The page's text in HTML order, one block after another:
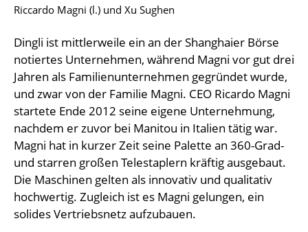
Riccardo Magni (l.) und Xu Sughen
Dingli ist mittlerweile ein an der Shanghaier Börse
notiertes Unternehmen, während Magni vor gut drei
Jahren als Familienunternehmen gegründet wurde,
und zwar von der Familie Magni. CEO Ricardo Magni
startete Ende 2012 seine eigene Unternehmung,
nachdem er zuvor bei Manitou in Italien tätig war.
Magni hat in kurzer Zeit seine Palette an 360-Grad-
und starren großen Telestaplern kräftig ausgebaut.
Die Maschinen gelten als innovativ und qualitativ
hochwertig. Zugleich ist es Magni gelungen, ein
solides Vertriebsnetz aufzubauen.